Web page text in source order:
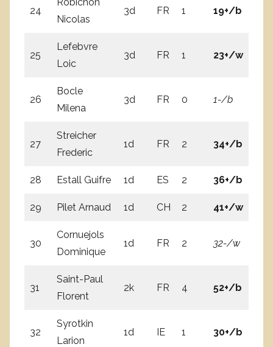
24
Nicolas
3d FR 1 19+/b
25
Lefebvre
Loic
3d FR 1 23+/w
26
Bocle
Milena
3d FR 0 1-/b
27
Streicher
Frederic
1d FR 2 34+/b
28 Estall Guifre 1d ES 2 36+/b
29 Pilet Arnaud 1d CH 2 41+/w
30
Cornuejols
Dominique
1d FR 2 32-/w
31
Saint-Paul
Florent
2k FR 4 52+/b
32
Syrotkin
Larion
1d IE 1 30+/b